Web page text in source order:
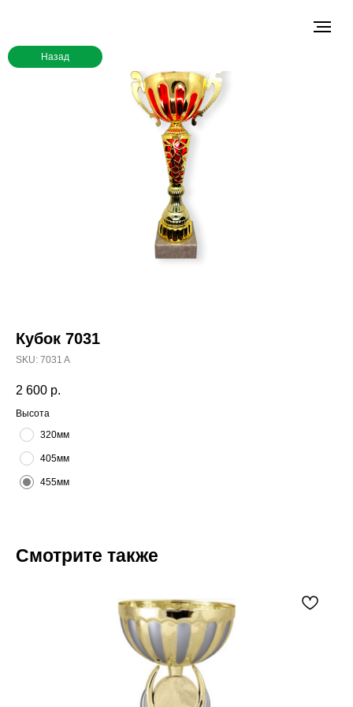
Назад
Кубок 7031
SKU: 7031 A
2 600 р.
Высота
320мм
405мм
455мм
Смотрите также